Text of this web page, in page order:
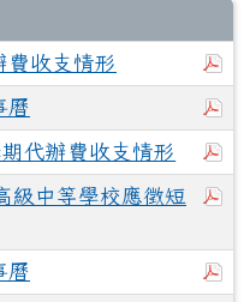
費收支情形
曆
代辦費收支情形
級中等學校應徵短
曆